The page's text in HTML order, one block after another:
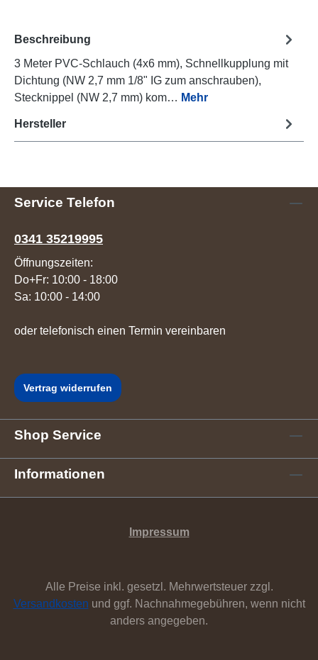
Beschreibung
3 Meter PVC-Schlauch (4x6 mm), Schnellkupplung mit
Dichtung (NW 2,7 mm 1/8" IG zum anschrauben),
Stecknippel (NW 2,7 mm) kom… Mehr
Hersteller
Service Telefon
0341 35219995
Öffnungszeiten:
Do+Fr: 10:00 - 18:00
Sa: 10:00 - 14:00
oder telefonisch einen Termin vereinbaren
Vertrag widerrufen
Shop Service
Informationen
Impressum
Alle Preise inkl. gesetzl. Mehrwertsteuer zzgl.
Versandkosten und ggf. Nachnahmegebühren, wenn nicht
anders angegeben.